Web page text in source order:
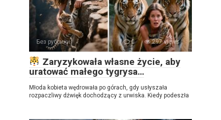
Без рубрики 0 297 views
Zaryzykowała własne życie, aby
uratować małego tygrysa…
Młoda kobieta wędrowała po górach, gdy usłyszała
rozpaczliwy dźwięk dochodzący z urwiska. Kiedy podeszła